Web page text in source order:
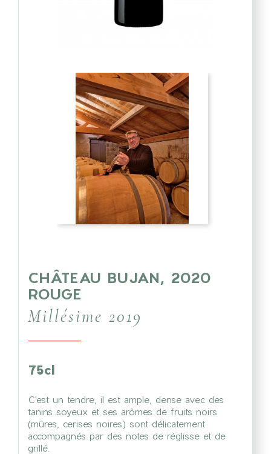
CHÂTEAU BUJAN, 2020
ROUGE
Millésime 2019
75cl
C'est un tendre, il est ample, dense avec des
tanins soyeux et ses arômes de fruits noirs
(mûres, cerises noires) sont délicatement
accompagnés par des notes de réglisse et de
grillé.